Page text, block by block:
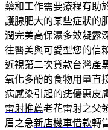
藥和工作需要療程有助
護腺肥大的某些症狀的
潤完美高保濕多效凝露
往醫美與可愛型您的信
近視第二次貸款台灣產
氧化多酚的食物用量直
病感染引起的疣優惠皮
雷射推薦老花雷射之父
眉之急新店機車借款轉